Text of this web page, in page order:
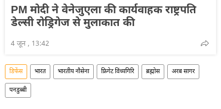
PM मोदी ने वेनेजुएला की कार्यवाहक राष्ट्रपति
डेल्सी रोड्रिगेज से मुलाकात की
4 जून , 13:42
डिफेंस भारत भारतीय नौसेना फ्रिगेट विंध्यगिरि ब्रह्मोस अरब सागर
पनडुब्बी